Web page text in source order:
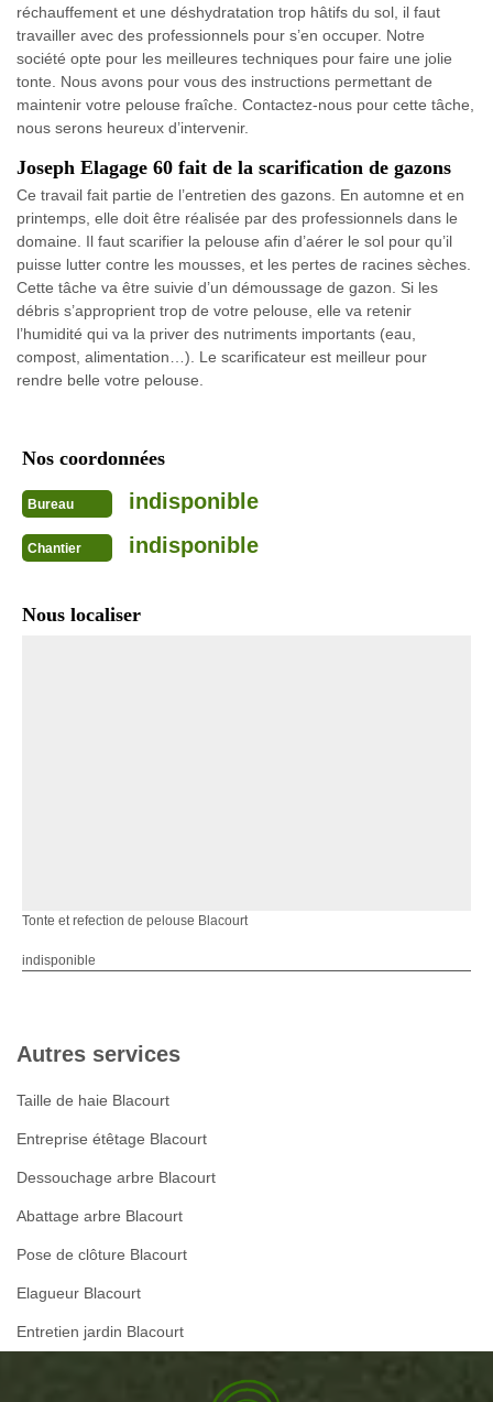
réchauffement et une déshydratation trop hâtifs du sol, il faut
travailler avec des professionnels pour s’en occuper. Notre
société opte pour les meilleures techniques pour faire une jolie
tonte. Nous avons pour vous des instructions permettant de
maintenir votre pelouse fraîche. Contactez-nous pour cette tâche,
nous serons heureux d’intervenir.
Joseph Elagage 60 fait de la scarification de gazons
Ce travail fait partie de l’entretien des gazons. En automne et en
printemps, elle doit être réalisée par des professionnels dans le
domaine. Il faut scarifier la pelouse afin d’aérer le sol pour qu’il
puisse lutter contre les mousses, et les pertes de racines sèches.
Cette tâche va être suivie d’un démoussage de gazon. Si les
débris s’approprient trop de votre pelouse, elle va retenir
l’humidité qui va la priver des nutriments importants (eau,
compost, alimentation…). Le scarificateur est meilleur pour
rendre belle votre pelouse.
Nos coordonnées
Bureau indisponible
Chantier indisponible
Nous localiser
Tonte et refection de pelouse Blacourt
indisponible
Autres services
Taille de haie Blacourt
Entreprise étêtage Blacourt
Dessouchage arbre Blacourt
Abattage arbre Blacourt
Pose de clôture Blacourt
Elagueur Blacourt
Entretien jardin Blacourt